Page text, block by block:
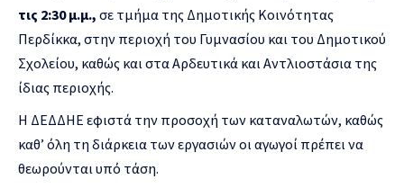
τις 2:30 μ.μ., σε τμήμα της Δημοτικής Κοινότητας
Περδίκκα, στην περιοχή του Γυμνασίου και του Δημοτικού
Σχολείου, καθώς και στα Αρδευτικά και Αντλιοστάσια της
ίδιας περιοχής.
Η ΔΕΔΔΗΕ εφιστά την προσοχή των καταναλωτών, καθώς
καθ’ όλη τη διάρκεια των εργασιών οι αγωγοί πρέπει να
θεωρούνται υπό τάση.